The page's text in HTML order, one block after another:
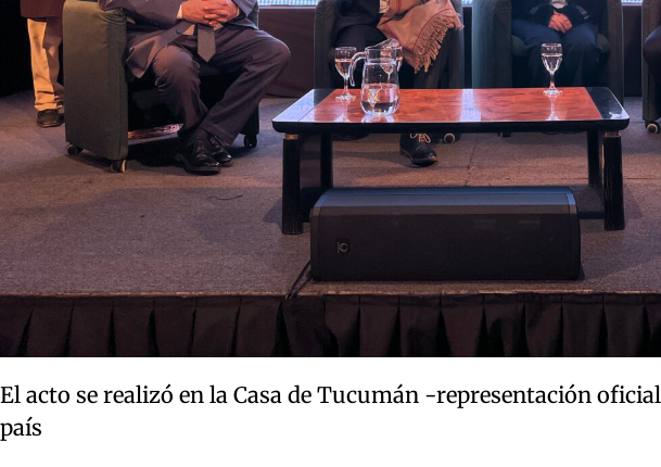
El acto se realizó en la Casa de Tucumán -representación
país